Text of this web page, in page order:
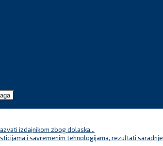
izdajnikom zbog dolaska...
i savremenim tehnologijama, rezultati saradnje